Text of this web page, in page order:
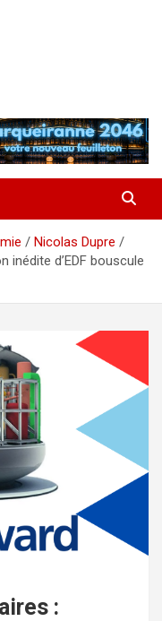
Nicolas Dupre
inédite d’EDF bouscule
: